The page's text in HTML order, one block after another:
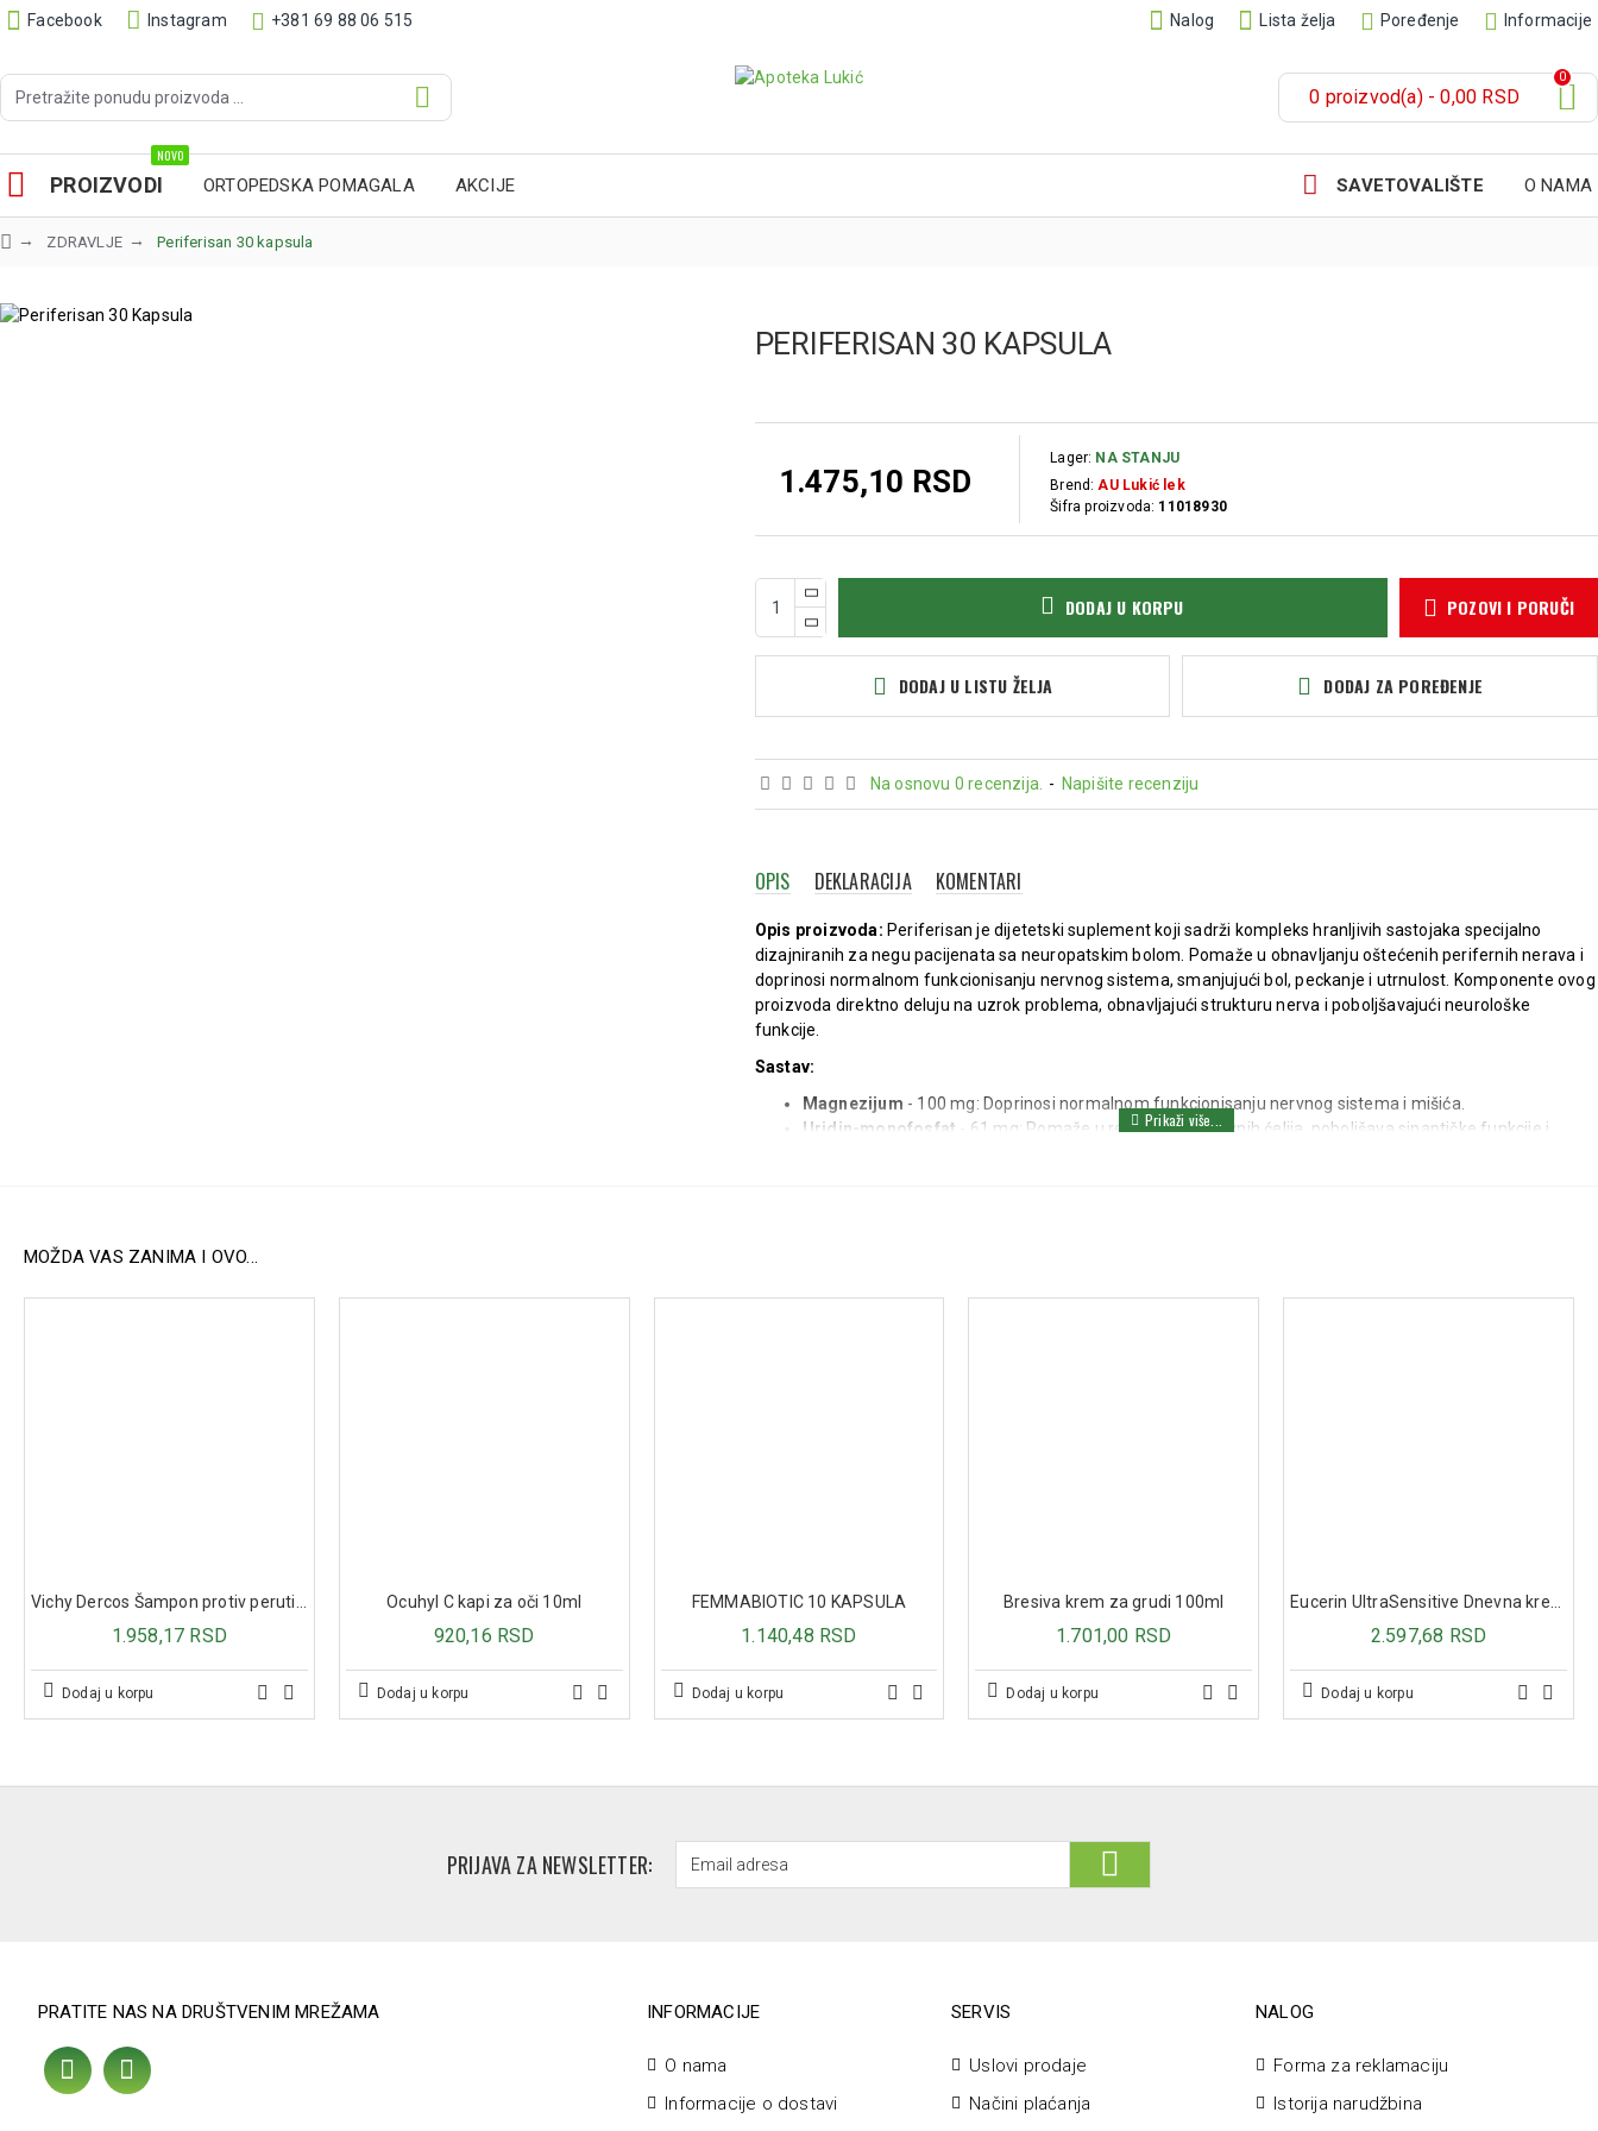
Facebook Instagram +381 69 88 06 515 Nalog Lista želja Poređenje Informacije
0 proizvod(a) - 0,00 RSD
0
PROIZVODI
NOVO
ORTOPEDSKA POMAGALA AKCIJE SAVETOVALIŠTE O NAMA
ZDRAVLJE Periferisan 30 kapsula
PERIFERISAN 30 KAPSULA
Na osnovu 0 recenzija. - Napišite recenziju
1.475,10 RSD
Lager: NA STANJU
Brend: AU Lukić lek
Šifra proizvoda: 11018930
DODAJ U KORPU POZOVI I PORUČI
DODAJ U LISTU ŽELJA DODAJ ZA POREĐENJE
OPIS DEKLARACIJA KOMENTARI
Opis proizvoda: Periferisan je dijetetski suplement koji sadrži kompleks hranljivih sastojaka specijalno
dizajniranih za negu pacijenata sa neuropatskim bolom. Pomaže u obnavljanju oštećenih perifernih nerava i
doprinosi normalnom funkcionisanju nervnog sistema, smanjujući bol, peckanje i utrnulost. Komponente ovog
proizvoda direktno deluju na uzrok problema, obnavljajući strukturu nerva i poboljšavajući neurološke
funkcije.
Sastav:
Magnezijum - 100 mg: Doprinosi normalnom funkcionisanju nervnog sistema i mišića.
Uridin-monofosfat - 61 mg: Pomaže u regeneraciji nervnih ćelija, poboljšava sinaptičke funkcije i
u telu.
Odrasli: Uzmite jednu kapsulu dnevno uz dovoljno vode. Preporučuje se upotreba tokom 1-2 meseca,
uz mogućnost produžetka.
MOŽDA VAS ZANIMA I OVO...
1.958,17 RSD
Dodaj u korpu
Ocuhyl C kapi za oči 10ml
920,16 RSD
Dodaj u korpu
FEMMABIOTIC 10 KAPSULA
1.140,48 RSD
Dodaj u korpu
Bresiva krem za grudi 100ml
1.701,00 RSD
Dodaj u korpu
2.597,68 RSD
Dodaj u korpu
PRIJAVA ZA NEWSLETTER:
PRATITE NAS NA DRUŠTVENIM MREŽAMA INFORMACIJE
O nama
Informacije o dostavi
SERVIS
Uslovi prodaje
Načini plaćanja
NALOG
Forma za reklamaciju
Istorija narudžbina